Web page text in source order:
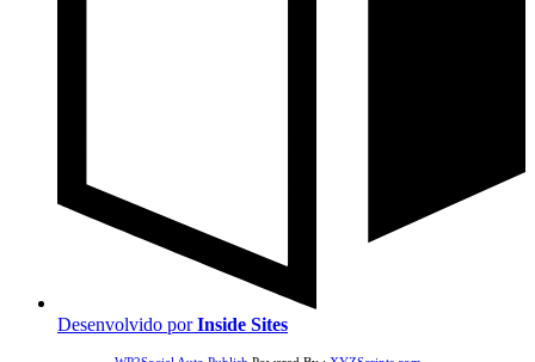
Desenvolvido porInside Sites